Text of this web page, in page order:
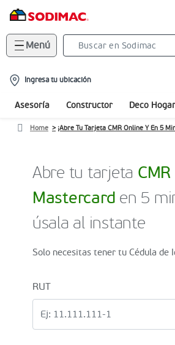
Menú
location-
icon
Ingresa tu ubicación
Asesoría Constructor Deco
Home ¡Abre Tu Tarjeta CMR Online Y En 5
Abre tu tarjeta CMR
Mastercard en 5
úsala al instante
Solo necesitas tener tu Cédula de
RUT